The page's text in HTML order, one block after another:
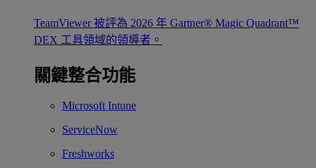
TeamViewer 被評為 2026 年 Gartner® Magic Quadrant™
DEX 工具領域的領導者。
關鍵整合功能
Microsoft Intune
ServiceNow
Freshworks